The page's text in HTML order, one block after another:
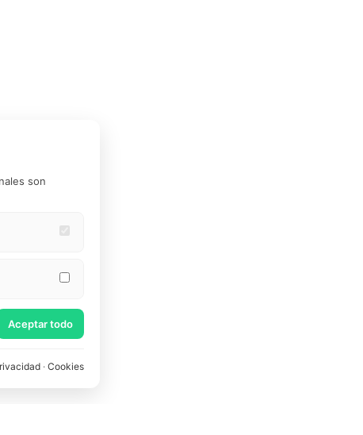
son
Aceptar todo
· Cookies